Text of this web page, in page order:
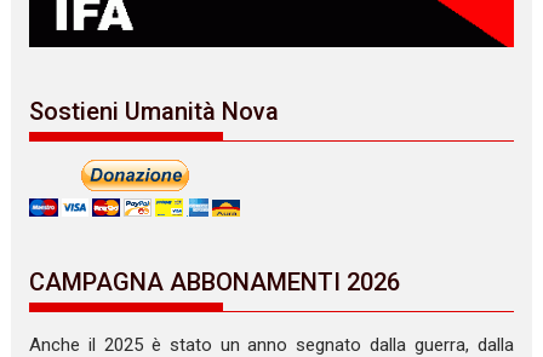
Sostieni Umanità Nova
CAMPAGNA ABBONAMENTI 2026
Anche il 2025 è stato un anno segnato dalla guerra, dalla